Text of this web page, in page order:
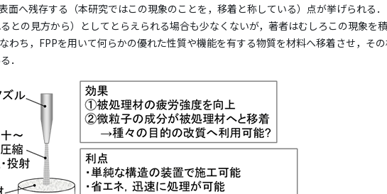
面へ残存する（本研究ではこの現象のことを，移着と称している）点が挙げられる
との見方から）としてとらえられる場合も少なくないが，著者はむしろこの現象を
わち，FPPを用いて何らかの優れた性質や機能を有する物質を材料へ移着させ，そ
．